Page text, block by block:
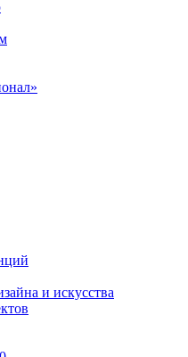
и искусства